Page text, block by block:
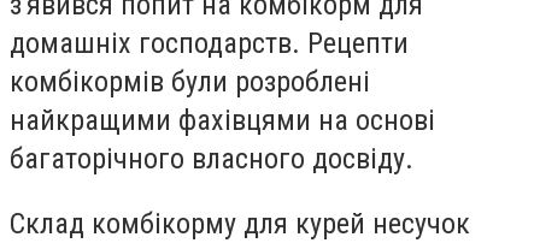
домашніх господарств. Рецепти
комбікормів були розроблені
найкращими фахівцями на основі
багаторічного власного досвіду.
Склад комбікорму для курей несучок